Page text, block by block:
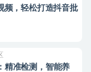
频，轻松打造抖音批
精准检测，智能养